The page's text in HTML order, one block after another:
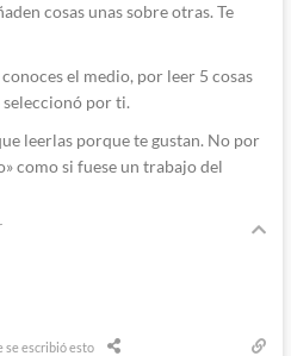
cosas unas sobre otras. Te
el medio, por leer 5 cosas
por ti.
leerlas porque te gustan. No por
como si fuese un trabajo del
se escribió esto